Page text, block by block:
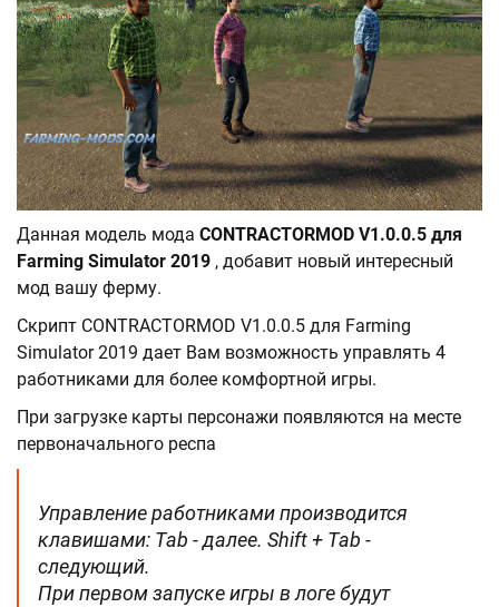
Данная модель мода CONTRACTORMOD V1.0.0.5 для
Farming Simulator 2019 , добавит новый интересный
мод вашу ферму.
Скрипт CONTRACTORMOD V1.0.0.5 для Farming
Simulator 2019 дает Вам возможность управлять 4
работниками для более комфортной игры.
При загрузке карты персонажи появляются на месте
первоначального респа
Управление работниками производится
клавишами: Tab - далее. Shift + Tab -
следующий.
При первом запуске игры в логе будут